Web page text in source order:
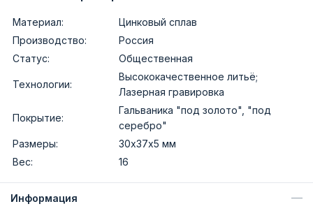
Материал:
Цинковый сплав
Производство:
Россия
Статус:
Общественная
Технологии:
Высококачественное литьё;
Лазерная гравировка
Покрытие:
Гальваника "под золото", "под
серебро"
Размеры:
30х37х5 мм
Вес:
16
Информация